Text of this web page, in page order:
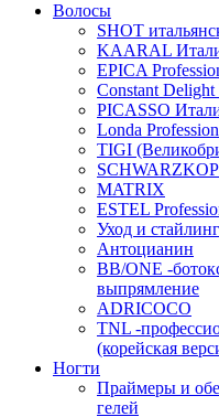
Волосы
SHOT
KAARAL
EPICA
Constant
PICASSO
Londa
TIGI
MATRIX
ESTEL
Уход и
Антоцианин
BB/ONE -
выпрямление
ADRICOCO
TNL -
(корейская
Ногти
Праймеры и
гелей